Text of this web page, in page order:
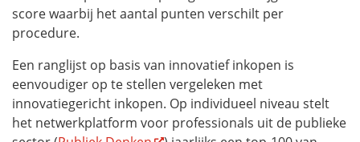
score waarbij het aantal punten verschilt per
procedure.
Een ranglijst op basis van innovatief inkopen is
eenvoudiger op te stellen vergeleken met
innovatiegericht inkopen. Op individueel niveau stelt
het netwerkplatform voor professionals uit de publieke